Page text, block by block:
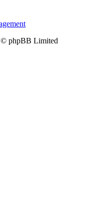
phpBB Limited